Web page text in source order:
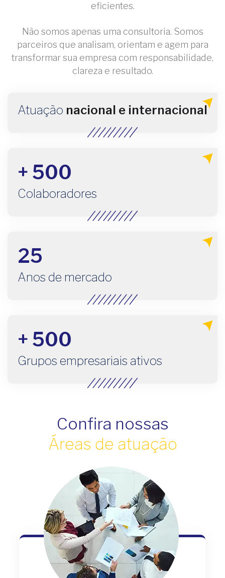
eficientes.
Não somos apenas uma consultoria. Somos
parceiros que analisam, orientam e agem para
transformar sua empresa com responsabilidade,
clareza e resultado.
Atuação nacional e internacional
+ 500
Colaboradores
25
Anos de mercado
+ 500
Grupos empresariais ativos
Confira nossas
Áreas de atuação